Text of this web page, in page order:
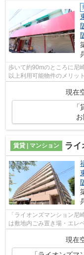
歩いて約90mのところに尼
以上利用可能物件のメリッ
現在
賃貸 | マンション ライ
「ライオンズマンション
は敷地内ごみ置き場・エレ
のは、ランニングをする上
現在